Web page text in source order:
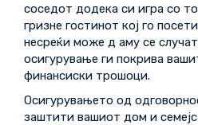
соседот додека си игра со
гризне гостинот кој го
несреќи може д аму се
осигурување ги покрива
финансиски трошоци.
Осигурувањето од
заштити вашиот дом и